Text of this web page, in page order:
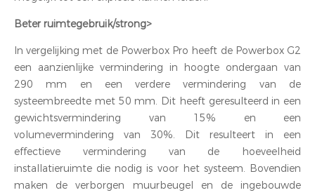
Beter ruimtegebruik/strong>
In vergelijking met de Powerbox Pro heeft de Powerbox G2
een aanzienlijke vermindering in hoogte ondergaan van
290 mm en een verdere vermindering van de
systeembreedte met 50 mm. Dit heeft geresulteerd in een
gewichtsvermindering van 15% en een
volumevermindering van 30%. Dit resulteert in een
effectieve vermindering van de hoeveelheid
installatieruimte die nodig is voor het systeem. Bovendien
maken de verborgen muurbeugel en de ingebouwde